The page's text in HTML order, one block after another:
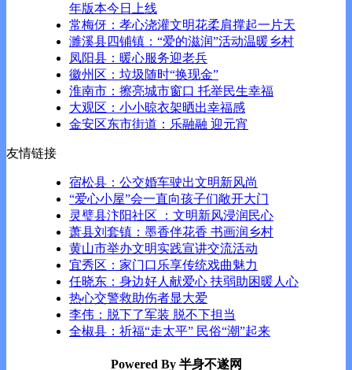
年版本今日上线
常梅伢：孝心浇灌文明花柔肩撑起一片天
濉溪县四铺镇：“爱的滋润”活动温暖乡村
凤阳县：暖心服务迎老兵
徽州区：垃圾随时“换现金”
淮南市：擦亮城市窗口 托举民生幸福
大观区：小小晾衣架晒出幸福感
金安区东市街道：乐融融 迎元宵
友情链接
宿松县：公交婚车驶出文明新风尚
“爱心小屋”会一直向孩子们敞开大门
灵璧县汴阳社区 ：文明新风浸润民心
萧县刘套镇：墨香伴花香 书画润乡村
黄山市举办文明实践宣讲交流活动
宜秀区：家门口乐享传统戏曲魅力
任晓东：身边好人献爱心 扶弱助困暖人心
热心交警救助伤者显大爱
李伟：脱下了军装 脱不下担当
全椒县：祈福“走太平” 民俗“潮”起来
Powered By 半身不遂网